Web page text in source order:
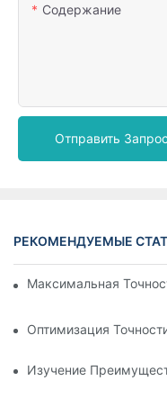
Содержание
Отправить
РЕКОМЕНДУЕМЫЕ
Максимальная
Оптимизация
Изучение